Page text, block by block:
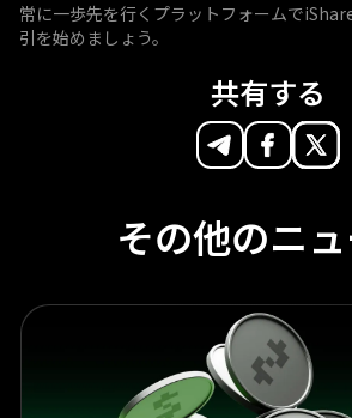
常に一歩先を行くプラットフォームで
引を始めましょう。
共有する
その他のニ